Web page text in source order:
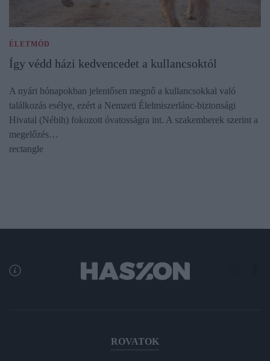
ÉLETMÓD
Így védd házi kedvencedet a kullancsoktól
A nyári hónapokban jelentősen megnő a kullancsokkal való
találkozás esélye, ezért a Nemzeti Élelmiszerlánc-biztonsági
Hivatal (Nébih) fokozott óvatosságra int. A szakemberek szerint a
megelőzés…
rectangle
ROVATOK